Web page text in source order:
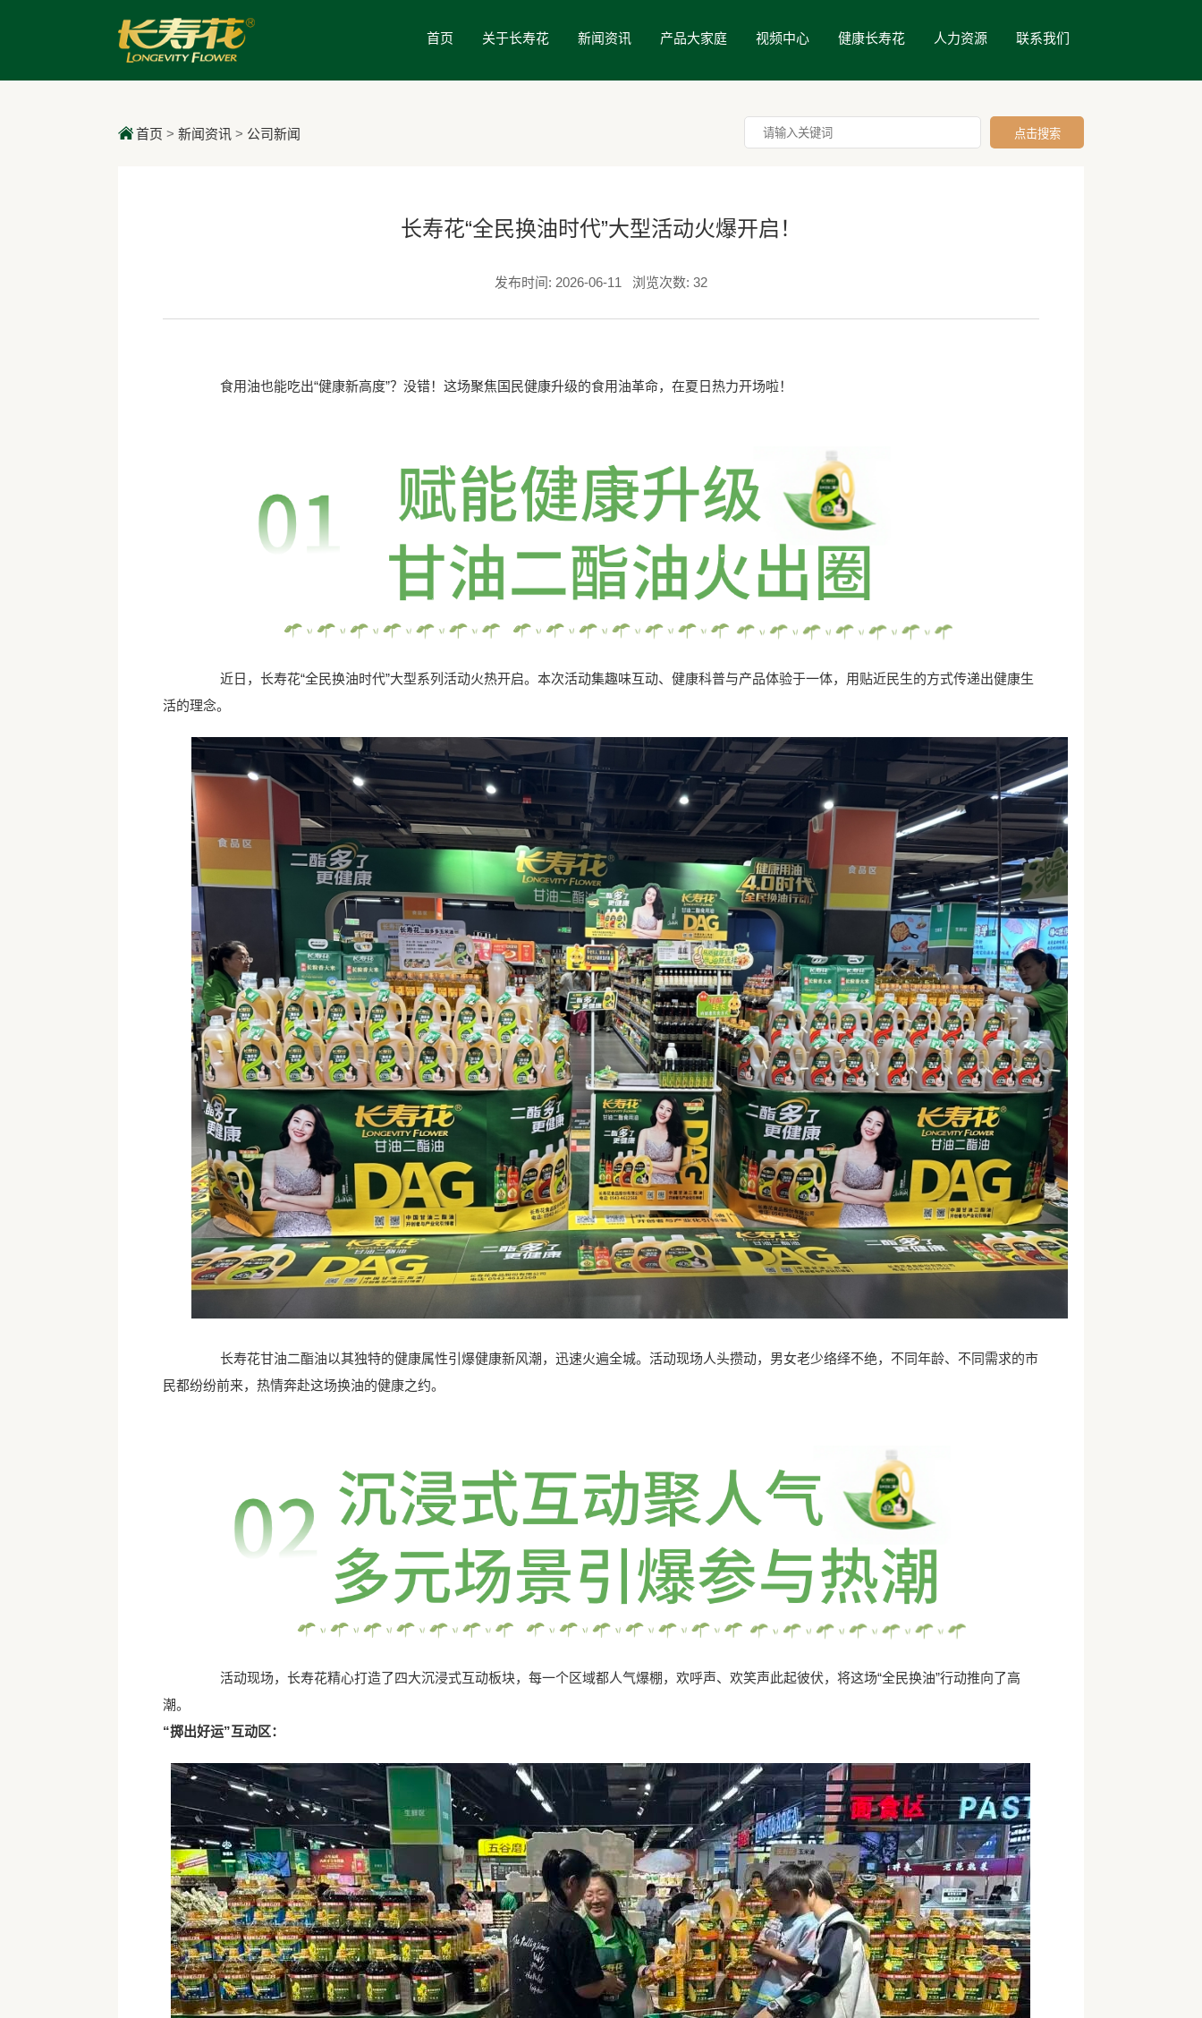
首页 关于长寿花 新闻资讯 产品大家庭 视频中心 健康长寿花 人力资源 联系我们
首页 > 新闻资讯 > 公司新闻
长寿花“全民换油时代”大型活动火爆开启！
发布时间: 2026-06-11 浏览次数: 32
食用油也能吃出“健康新高度”？没错！这场聚焦国民健康升级的食用油革命，在夏日热力开场啦！
近日，长寿花“全民换油时代”大型系列活动火热开启。本次活动集趣味互动、健康科普与产品体验于一体，用贴近民生的方式传递出健康生
活的理念。
长寿花甘油二酯油以其独特的健康属性引爆健康新风潮，迅速火遍全城。活动现场人头攒动，男女老少络绎不绝，不同年龄、不同需求的市
民都纷纷前来，热情奔赴这场换油的健康之约。
活动现场，长寿花精心打造了四大沉浸式互动板块，每一个区域都人气爆棚，欢呼声、欢笑声此起彼伏，将这场“全民换油”行动推向了高
潮。
“掷出好运”互动区：